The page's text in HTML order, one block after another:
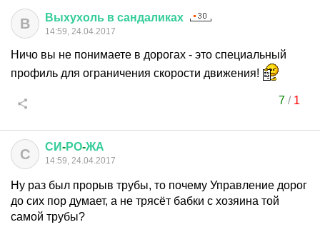
В Выхухоль в сандаликах
14:59, 24.04.2017
Ничо вы не понимаете в дорогах - это специальный
профиль для ограничения скорости движения!
7/ 1
С СИ-РО-ЖА
14:59, 24.04.2017
Ну раз был прорыв трубы, то почему Управление дорог
до сих пор думает, а не трясёт бабки с хозяина той
самой трубы?